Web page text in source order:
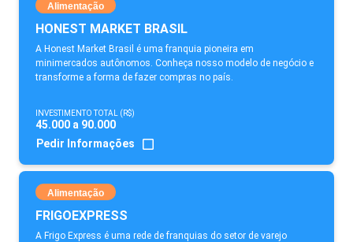
Alimentação
HONEST MARKET BRASIL
A Honest Market Brasil é uma franquia pioneira em
minimercados autônomos. Conheça nosso modelo de negócio e
transforme a forma de fazer compras no país.
INVESTIMENTO TOTAL (R$)
45.000 a 90.000
Pedir Informações
Alimentação
FRIGOEXPRESS
A Frigo Express é uma rede de franquias do setor de varejo